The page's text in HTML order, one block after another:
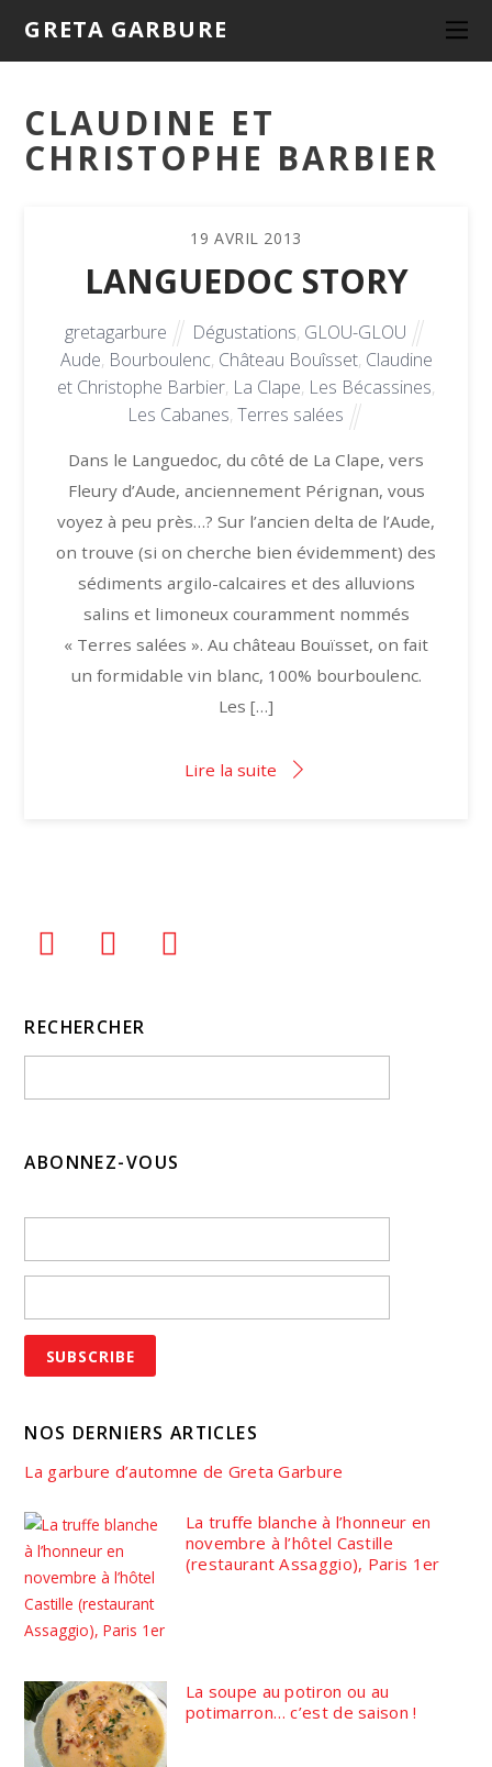
GRETA GARBURE
CLAUDINE ET
CHRISTOPHE BARBIER
19 AVRIL 2013
LANGUEDOC STORY
gretagarbure Dégustations, GLOU-GLOU
Aude, Bourboulenc, Château Bouîsset, Claudine
et Christophe Barbier, La Clape, Les Bécassines,
Les Cabanes,Terres salées
Dans le Languedoc, du côté de La Clape, vers
Fleury d’Aude, anciennement Pérignan, vous
voyez à peu près…? Sur l’ancien delta de l’Aude,
on trouve (si on cherche bien évidemment) des
sédiments argilo-calcaires et des alluvions
salins et limoneux couramment nommés
« Terres salées ». Au château Bouïsset, on fait
un formidable vin blanc, 100% bourboulenc.
Les […]
Lire la suite
RECHERCHER
ABONNEZ-VOUS
NOS DERNIERS ARTICLES
La garbure d’automne de Greta Garbure
La truffe blanche à l’honneur en
novembre à l’hôtel Castille
(restaurant Assaggio), Paris 1er
La soupe au potiron ou au
potimarron… c’est de saison !